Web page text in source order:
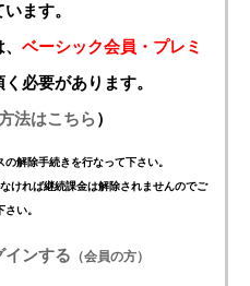
ます。
ベーシック会員・プレミ
必要があります。
法はこちら）
解除手続きを行なって下さい。
ければ継続課金は解除されませんのでご
さい。
インする （会員の方）